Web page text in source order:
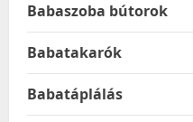
Babaszoba bútorok
Babatakarók
Babatáplálás